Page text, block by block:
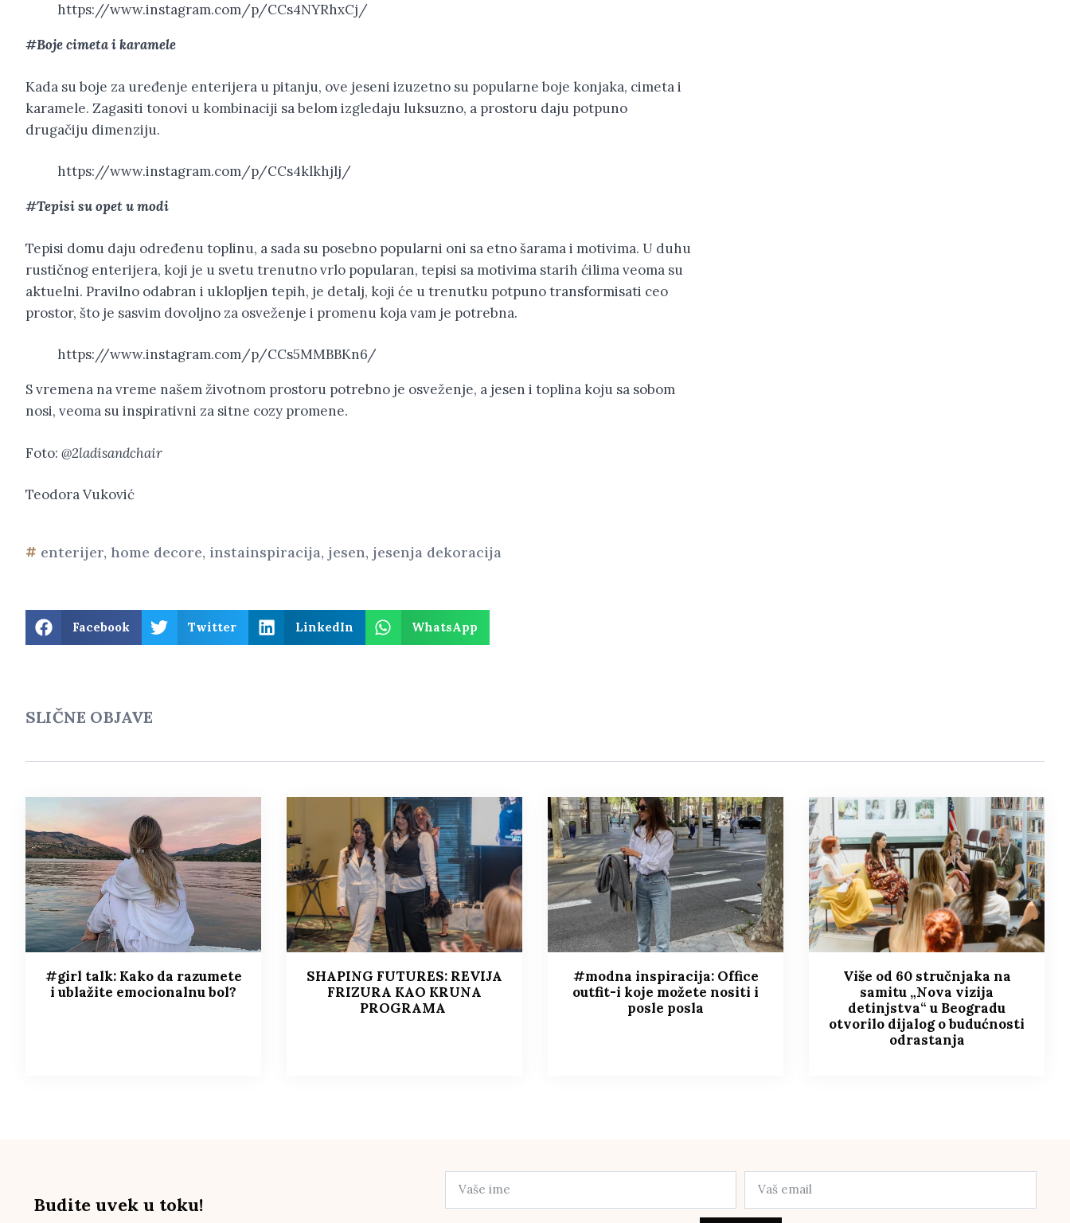
https://www.instagram.com/p/CCs4NYRhxCj/
#Boje cimeta i karamele
Kada su boje za uređenje enterijera u pitanju, ove jeseni izuzetno su popularne boje konjaka, cimeta i
karamele. Zagasiti tonovi u kombinaciji sa belom izgledaju luksuzno, a prostoru daju potpuno
drugačiju dimenziju.
https://www.instagram.com/p/CCs4klkhjlj/
#Tepisi su opet u modi
Tepisi domu daju određenu toplinu, a sada su posebno popularni oni sa etno šarama i motivima. U duhu
rustičnog enterijera, koji je u svetu trenutno vrlo popularan, tepisi sa motivima starih ćilima veoma su
aktuelni. Pravilno odabran i uklopljen tepih, je detalj, koji će u trenutku potpuno transformisati ceo
prostor, što je sasvim dovoljno za osveženje i promenu koja vam je potrebna.
https://www.instagram.com/p/CCs5MMBBKn6/
S vremena na vreme našem životnom prostoru potrebno je osveženje, a jesen i toplina koju sa sobom
nosi, veoma su inspirativni za sitne cozy promene.
Foto: @2ladisandchair
Teodora Vuković
enterijer, home decore, instainspiracija, jesen, jesenja dekoracija
Facebook Twitter LinkedIn WhatsApp
SLIČNE OBJAVE
#girl talk: Kako da razumete
i ublažite emocionalnu bol?
SHAPING FUTURES: REVIJA
FRIZURA KAO KRUNA
PROGRAMA
#modna inspiracija: Office
outfit-i koje možete nositi i
posle posla
Više od 60 stručnjaka na
samitu „Nova vizija
detinjstva“ u Beogradu
otvorilo dijalog o budućnosti
odrastanja
Budite uvek u toku!